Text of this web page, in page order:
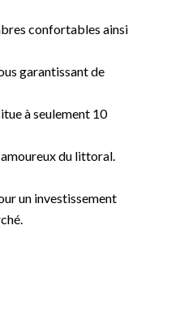
confortables ainsi
garantissant de
à seulement 10
du littoral.
un investissement